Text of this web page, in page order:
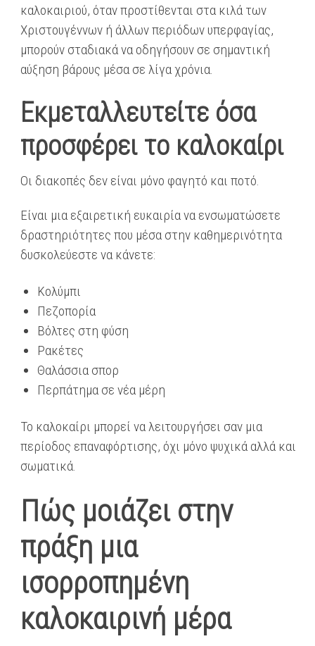
καλοκαιριού, όταν προστίθενται στα κιλά των
Χριστουγέννων ή άλλων περιόδων υπερφαγίας,
μπορούν σταδιακά να οδηγήσουν σε σημαντική
αύξηση βάρους μέσα σε λίγα χρόνια.
Εκμεταλλευτείτε όσα
προσφέρει το καλοκαίρι
Οι διακοπές δεν είναι μόνο φαγητό και ποτό.
Είναι μια εξαιρετική ευκαιρία να ενσωματώσετε
δραστηριότητες που μέσα στην καθημερινότητα
δυσκολεύεστε να κάνετε:
Κολύμπι
Πεζοπορία
Βόλτες στη φύση
Ρακέτες
Θαλάσσια σπορ
Περπάτημα σε νέα μέρη
Το καλοκαίρι μπορεί να λειτουργήσει σαν μια
περίοδος επαναφόρτισης, όχι μόνο ψυχικά αλλά και
σωματικά.
Πώς μοιάζει στην
πράξη μια
ισορροπημένη
καλοκαιρινή μέρα